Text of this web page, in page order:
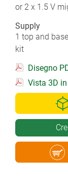
or 2 x 1.5 V
Supply
1 top and
kit
Disegno
Vista 3D